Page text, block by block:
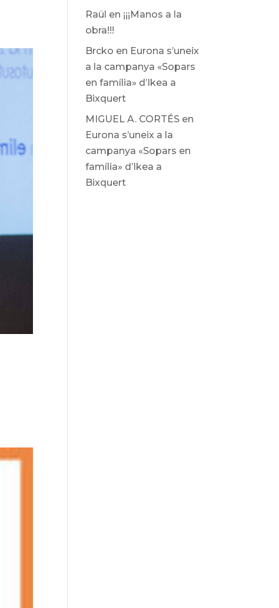
Raül en ¡¡¡Manos a la
obra!!!
Brcko en Eurona s’uneix
a la campanya «Sopars
en família» d’Ikea ​​a
Bixquert
MIGUEL A. CORTÉS en
Eurona s’uneix a la
campanya «Sopars en
família» d’Ikea ​​a
Bixquert